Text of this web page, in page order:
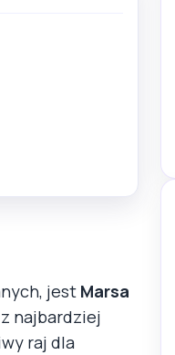
jest Marsa
najbardziej
raj dla